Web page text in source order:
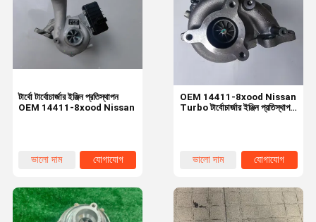
OEM 14411-8xood Nissan
Turbo টার্বোচার্জার ইঞ্জিন প্রতিস্থাপন
ভালো দাম যোগাযোগ
টার্বো টার্বোচার্জার ইঞ্জিন প্রতিস্থাপন
OEM 14411-8xood Nissan
ভালো দাম যোগাযোগ